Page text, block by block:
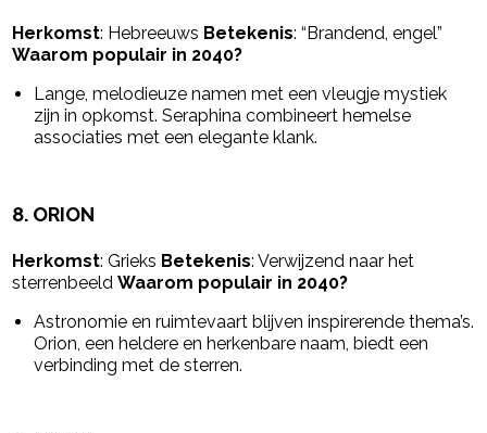
Herkomst: Hebreeuws Betekenis: “Brandend, engel”
Waarom populair in 2040?
Lange, melodieuze namen met een vleugje mystiek
zijn in opkomst. Seraphina combineert hemelse
associaties met een elegante klank.
8. ORION
Herkomst: Grieks Betekenis: Verwijzend naar het
sterrenbeeldWaarom populair in 2040?
Astronomie en ruimtevaart blijven inspirerende thema’s.
Orion, een heldere en herkenbare naam, biedt een
verbinding met de sterren.